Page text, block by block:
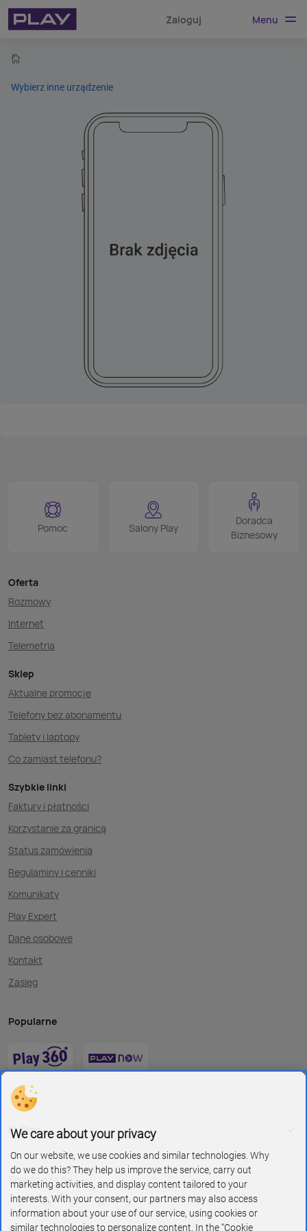
Zaloguj Menu
Wybierz inne urządzenie
Pomoc Salony Play
Doradca
Biznesowy
Oferta
Rozmowy
Internet
Telemetria
Sklep
Aktualne promocje
Telefony bez abonamentu
Tablety i laptopy
Co zamiast telefonu?
Szybkie linki
Faktury i płatności
Korzystanie za granicą
Status zamówienia
Regulaminy i cenniki
Komunikaty
Play Expert
Dane osobowe
Kontakt
Zasięg
Popularne
O Play
Znajdź nas na
We care about your privacy
On our website, we use cookies and similar technologies. Why
do we do this? They help us improve the service, carry out
marketing activities, and display content tailored to your
interests. With your consent, our partners may also access
information about your use of our service, using cookies or
similar technologies to personalize content. In the “Cookie